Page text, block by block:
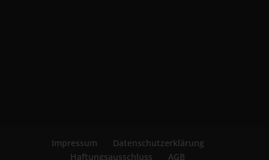
Impressum
Datenschutzerklärung
Haftungsausschluss
AGB